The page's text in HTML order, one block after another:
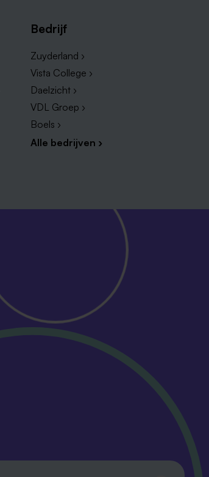
Bedrijf
Zuyderland ›
Vista College ›
Daelzicht ›
VDL Groep ›
Boels ›
Alle bedrijven ›